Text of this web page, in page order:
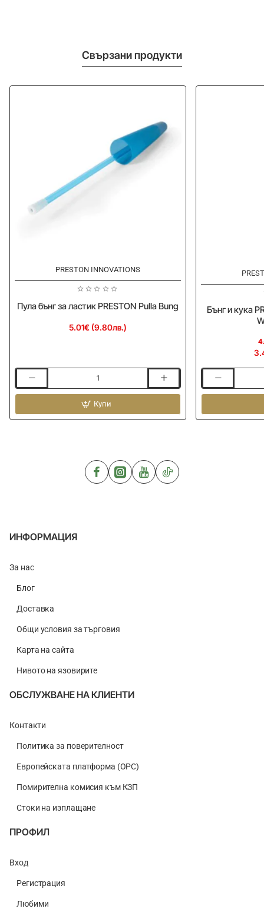
Свързани продукти
PRESTON INNOVATIONS
Пула бънг за ластик PRESTON Pulla Bung
5.01€ (9.80лв.)
бънг
ластик
Купи
Бънг и кука
и
PRESTON
ИНФОРМАЦИЯ
За нас
Блог
Доставка
Общи условия за търговия
Карта на сайта
Нивото на язовирите
ОБСЛУЖВАНЕ НА КЛИЕНТИ
Контакти
Политика за поверителност
Европейската платформа (ОРС)
Помирителна комисия към КЗП
Стоки на изплащане
ПРОФИЛ
Вход
Регистрация
Любими